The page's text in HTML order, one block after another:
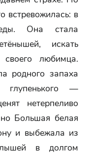
встревожилась: в
Она стала
искать
любимца.
родного запаха
глупенького —
нетерпеливо
Большая белая
и выбежала из
в долгом